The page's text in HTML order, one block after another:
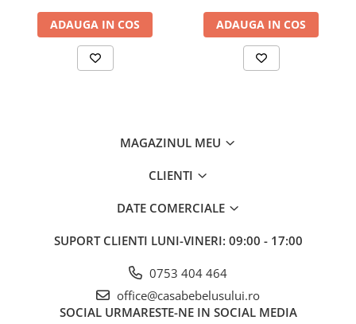
Material: bumbac, material PE, superabsorbant.
Absorbție: 1300 g
Destinat sugarilor și mamelor dupa nastere
ADAUGA IN COS ADAUGA IN COS
MAGAZINUL MEU
CLIENTI
DATE COMERCIALE
SUPORT CLIENTI LUNI-VINERI: 09:00 - 17:00
0753 404 464
office@casabebelusului.ro
SOCIAL URMARESTE-NE IN SOCIAL MEDIA